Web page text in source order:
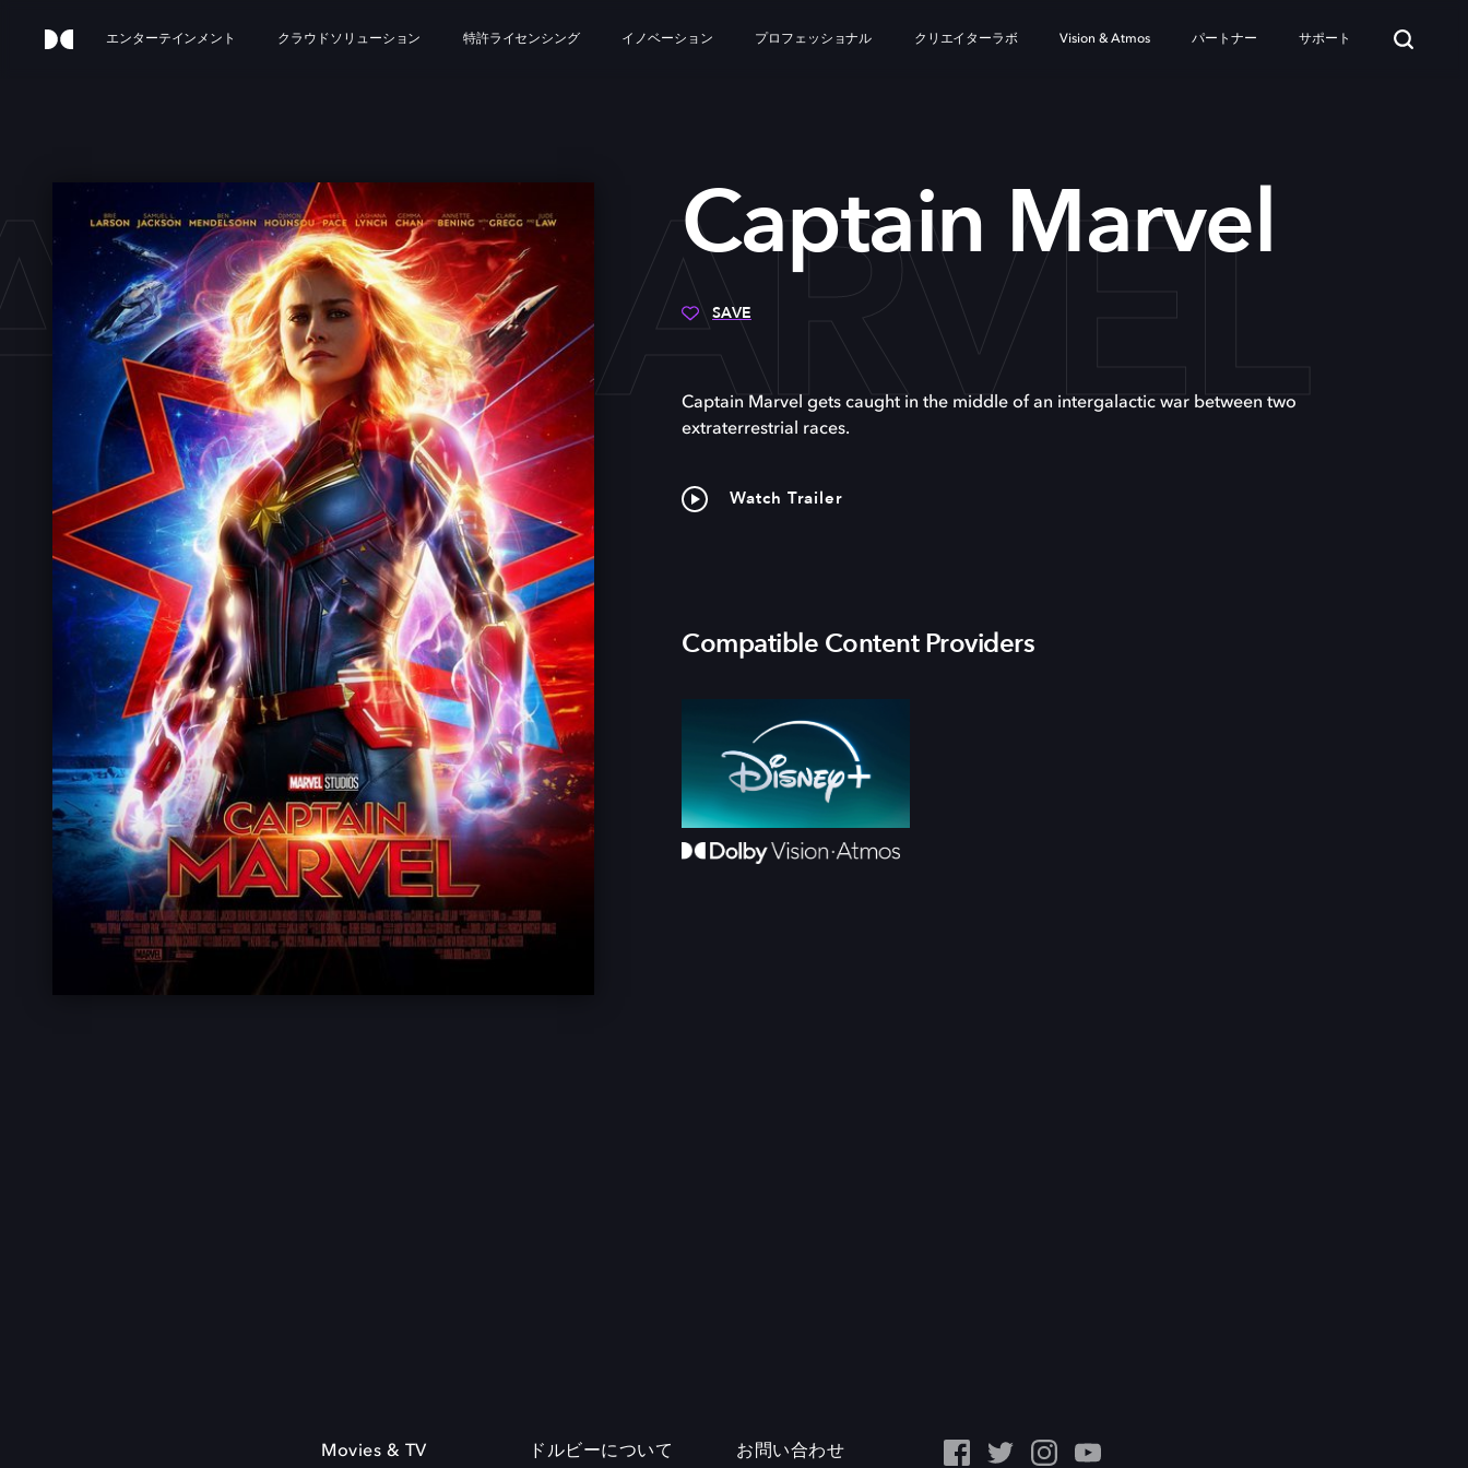
エンターテインメント クラウドソリューション 特許ライセンシング イノベーション プロフェッショナル クリエイターラボ Vision & Atmos パートナー サポート
MARVEL
Captain Marvel
SAVE
Captain Marvel gets caught in the middle of an intergalactic war between two
extraterrestrial races.
Watch Trailer
Compatible Content Providers
Movies & TV ドルビーについて お問い合わせ